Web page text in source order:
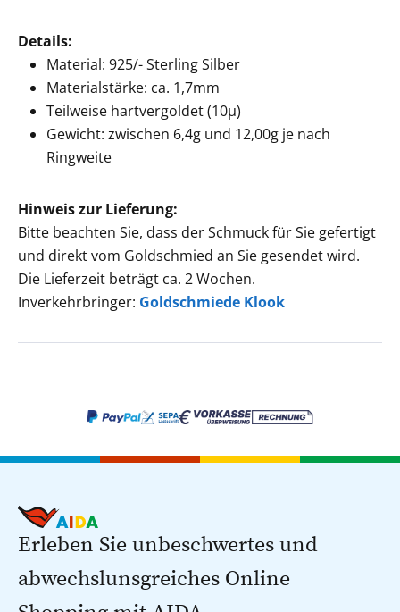
Details:
Material: 925/- Sterling Silber
Materialstärke: ca. 1,7mm
Teilweise hartvergoldet (10µ)
Gewicht: zwischen 6,4g und 12,00g je nach
Ringweite
Hinweis zur Lieferung:
Bitte beachten Sie, dass der Schmuck für Sie gefertigt
und direkt vom Goldschmied an Sie gesendet wird.
Die Lieferzeit beträgt ca. 2 Wochen.
Inverkehrbringer: Goldschmiede Klook
Erleben Sie unbeschwertes und
abwechslunsgreiches Online